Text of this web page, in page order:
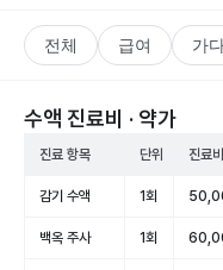
전체 급여 가
수액 진료비 · 약가
진료 항목 단위 진료
감기 수액 1회
백옥 주사 1회